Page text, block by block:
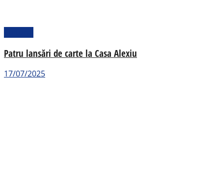
Patru lansări de carte la Casa Alexiu
17/07/2025